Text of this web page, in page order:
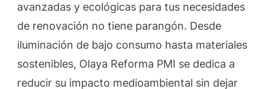
avanzadas y ecológicas para tus necesidades
de renovación no tiene parangón. Desde
iluminación de bajo consumo hasta materiales
sostenibles, Olaya Reforma PMI se dedica a
reducir su impacto medioambiental sin dejar